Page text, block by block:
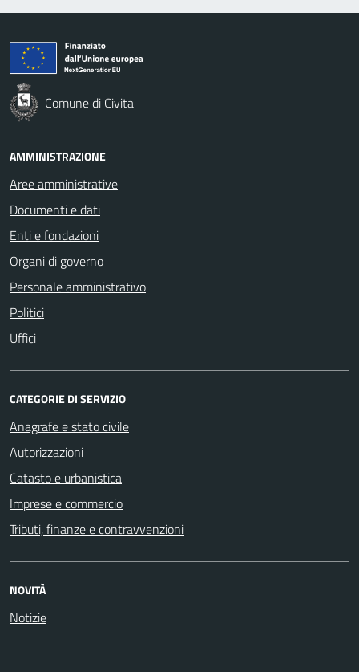
Comune di Civita
AMMINISTRAZIONE
Aree amministrative
Documenti e dati
Enti e fondazioni
Organi di governo
Personale amministrativo
Politici
Uffici
CATEGORIE DI SERVIZIO
Anagrafe e stato civile
Autorizzazioni
Catasto e urbanistica
Imprese e commercio
Tributi, finanze e contravvenzioni
NOVITÀ
Notizie